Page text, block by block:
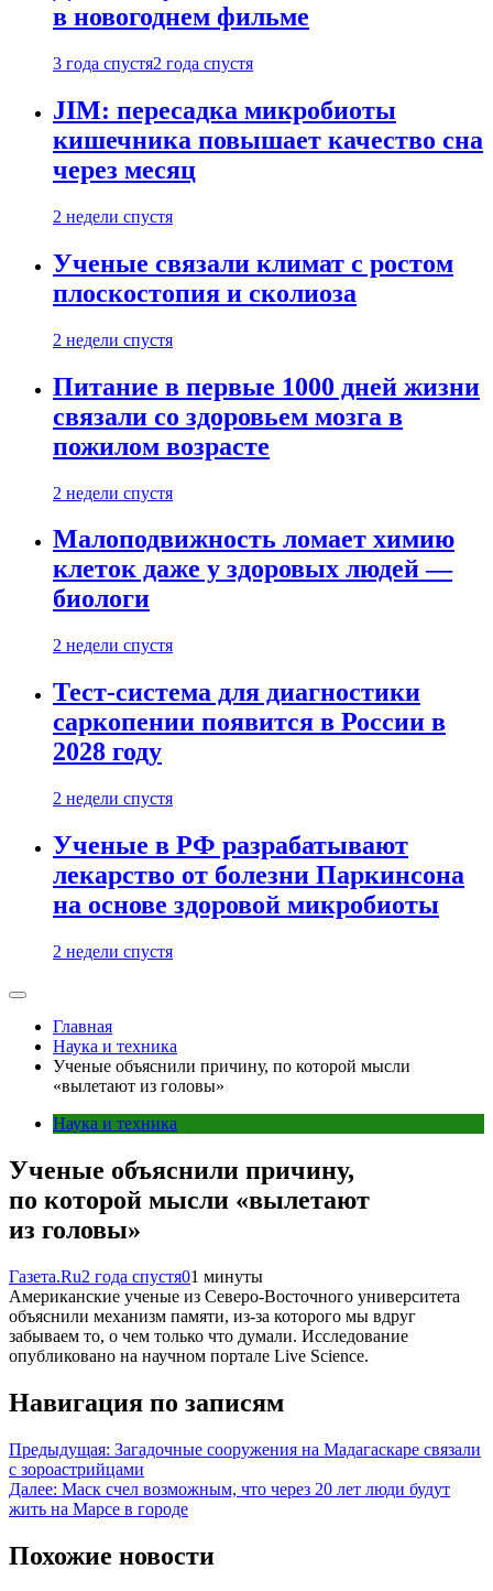
в новогоднем фильме
3 года спустя2 года спустя
JIM: пересадка микробиоты
кишечника повышает качество сна
через месяц
2 недели спустя
Ученые связали климат с ростом
плоскостопия и сколиоза
2 недели спустя
Питание в первые 1000 дней жизни
связали со здоровьем мозга в
пожилом возрасте
2 недели спустя
Малоподвижность ломает химию
клеток даже у здоровых людей —
биологи
2 недели спустя
Тест-система для диагностики
саркопении появится в России в
2028 году
2 недели спустя
Ученые в РФ разрабатывают
лекарство от болезни Паркинсона
на основе здоровой микробиоты
2 недели спустя
Главная
Наука и техника
Ученые объяснили причину, по которой мысли
«вылетают из головы»
Наука и техника
Ученые объяснили причину,
по которой мысли «вылетают
из головы»
Газета.Ru2 года спустя01 минуты
Американские ученые из Северо-Восточного университета
объяснили механизм памяти, из-за которого мы вдруг
забываем то, о чем только что думали. Исследование
опубликовано на научном портале Live Science.
Навигация по записям
Предыдущая: Загадочные сооружения на Мадагаскаре связали
с зороастрийцами
Далее: Маск счел возможным, что через 20 лет люди будут
жить на Марсе в городе
Похожие новости